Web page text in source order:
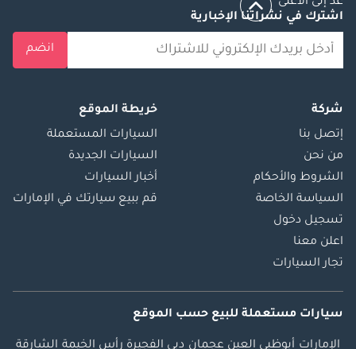
اشترك في نشراتنا الإخبارية
انضم
شركة
إتصل بنا
من نحن
الشروط والأحكام
السياسة الخاصة
تسجيل دخول
اعلن معنا
تجار السيارات
خريطة الموقع
السيارات المستعملة
السيارات الجديدة
أخبار السيارات
قم ببيع سيارتك في الإمارات
سيارات مستعملة للبيع حسب الموقع
الإمارات أبوظبي العين عجمان دبي الفجيرة رأس الخيمة الشارقة